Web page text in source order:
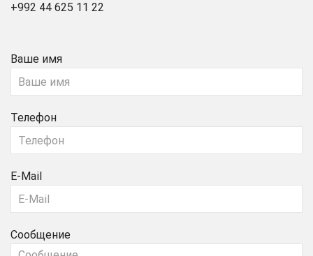
+992 44 625 11 22
Ваше имя
Телефон
E-Mail
Сообщение